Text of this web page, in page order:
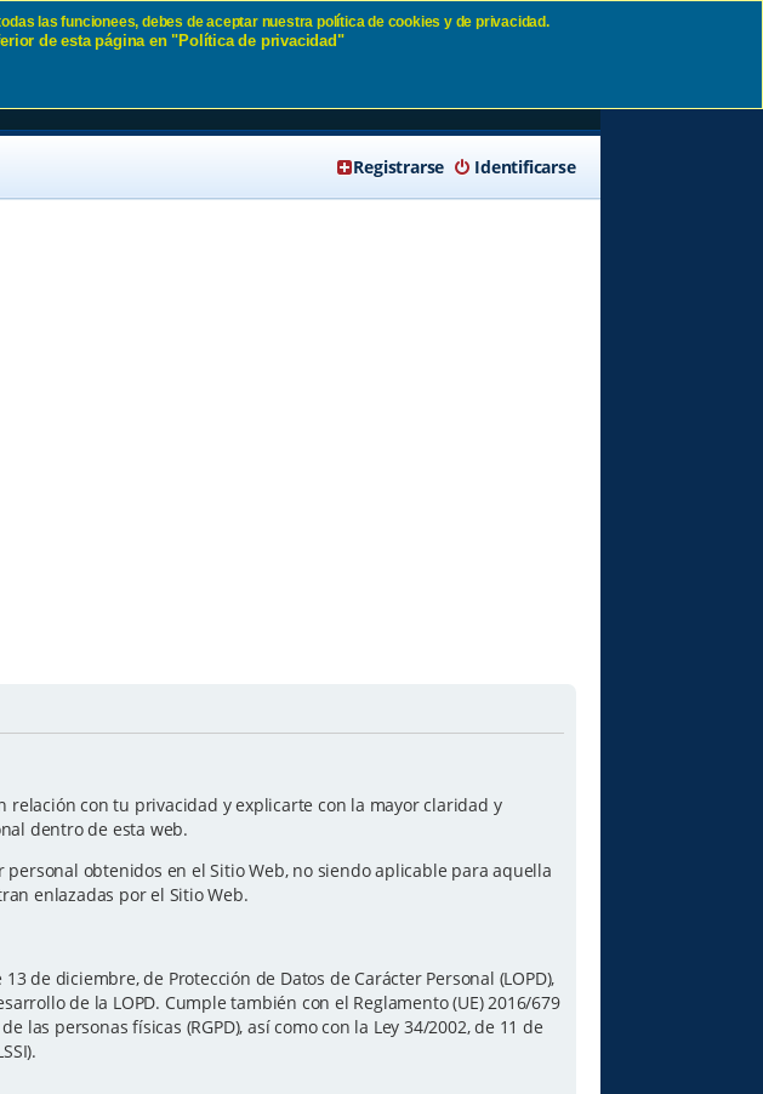
Identificarse
Registrarse
relación con tu privacidad y explicarte con la mayor claridad y
dentro de esta web.
obtenidos en el Sitio Web, no siendo aplicable para aquella
enlazadas por el Sitio Web.
de diciembre, de Protección de Datos de Carácter Personal (LOPD),
de la LOPD. Cumple también con el Reglamento (UE) 2016/679
personas físicas (RGPD), así como con la Ley 34/2002, de 11 de
las funcionees, debes de aceptar nuestra política de cookies y de privacidad.
de esta página en "Política de privacidad"